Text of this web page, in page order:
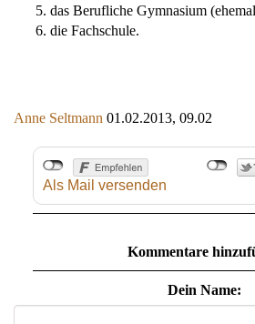
das Berufliche Gymnasium (
die Fachschule.
Anne Seltmann 01.02.2013, 09.02
Als Mail versenden
Kommentare
Dein Name: